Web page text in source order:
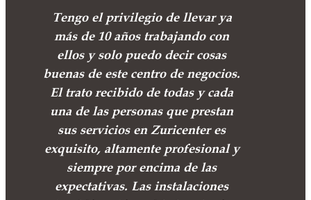
Tengo el privilegio de llevar ya
más de 10 años trabajando con
ellos y solo puedo decir cosas
buenas de este centro de negocios.
El trato recibido de todas y cada
una de las personas que prestan
sus servicios en Zuricenter es
exquisito, altamente profesional y
siempre por encima de las
expectativas. Las instalaciones